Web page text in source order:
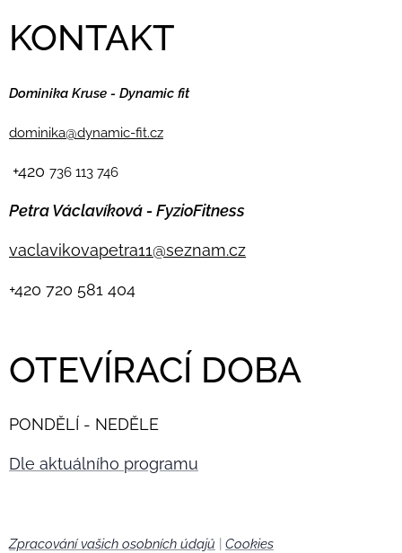
KONTAKT
Dominika Kruse - Dynamic fit
dominika@dynamic-fit.cz
+420 736 113 746
Petra Václavíková - FyzioFitness
vaclavikovapetra11@seznam.cz
+420 720 581 404
OTEVÍRACÍ DOBA
PONDĚLÍ - NEDĚLE
Dle aktuálního programu
Zpracování vašich osobních údajů Cookies